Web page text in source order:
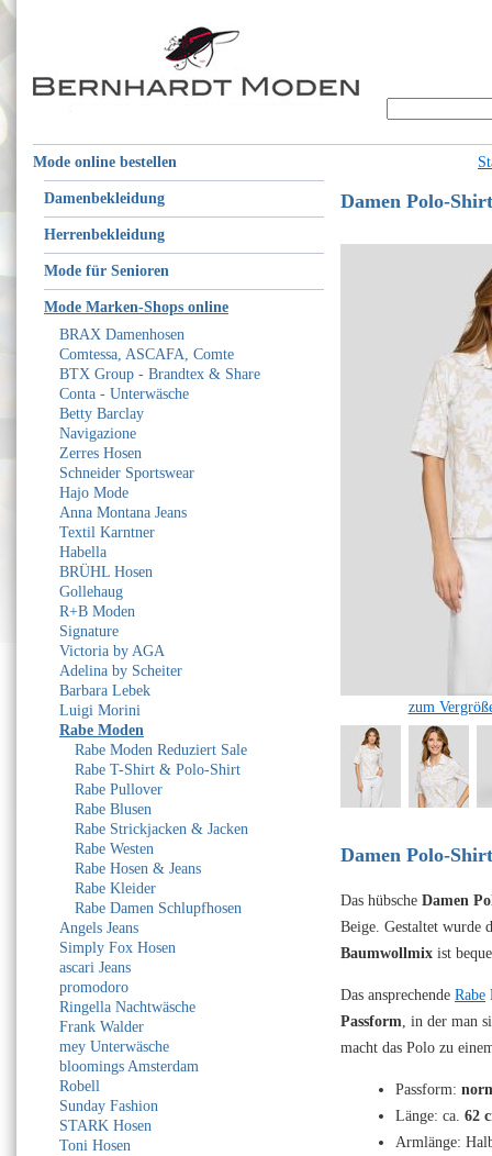
Mode online bestellen
Damenbekleidung
Herrenbekleidung
Mode für Senioren
Mode Marken-Shops online
BRAX Damenhosen
Comtessa, ASCAFA, Comte
BTX Group - Brandtex & Share
Conta - Unterwäsche
Betty Barclay
Navigazione
Zerres Hosen
Schneider Sportswear
Hajo Mode
Anna Montana Jeans
Textil Karntner
Habella
BRÜHL Hosen
Gollehaug
R+B Moden
Signature
Victoria by AGA
Adelina by Scheiter
Barbara Lebek
Luigi Morini
Rabe Moden
Rabe Moden Reduziert Sale
Rabe T-Shirt & Polo-Shirt
Rabe Pullover
Rabe Blusen
Rabe Strickjacken & Jacken
Rabe Westen
Rabe Hosen & Jeans
Rabe Kleider
Rabe Damen Schlupfhosen
Angels Jeans
Simply Fox Hosen
ascari Jeans
promodoro
Ringella Nachtwäsche
Frank Walder
mey Unterwäsche
bloomings Amsterdam
Robell
Sunday Fashion
STARK Hosen
Toni Hosen
Damen Polo-
zum
Damen Polo-
Das hübsche Damen
Beige. Gestaltet wurde
Baumwollmix ist
Das ansprechende Rabe
Passform, in der man
macht das Polo zu
Passform:
Länge: ca. 62
Armlänge: